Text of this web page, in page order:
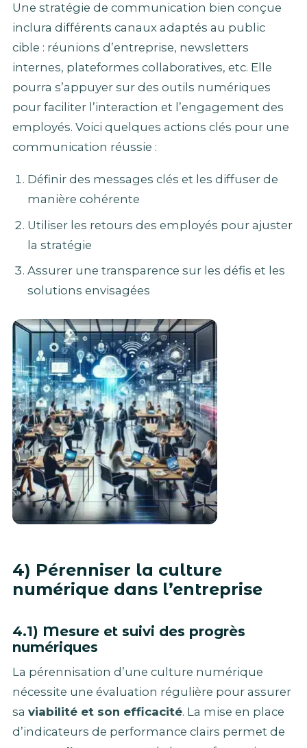
Une stratégie de communication bien conçue
inclura différents canaux adaptés au public
cible : réunions d’entreprise, newsletters
internes, plateformes collaboratives, etc. Elle
pourra s’appuyer sur des outils numériques
pour faciliter l’interaction et l’engagement des
employés. Voici quelques actions clés pour une
communication réussie :
Définir des messages clés et les diffuser de
manière cohérente
Utiliser les retours des employés pour ajuster
la stratégie
Assurer une transparence sur les défis et les
solutions envisagées
4) Pérenniser la culture
numérique dans l’entreprise
4.1) Mesure et suivi des progrès
numériques
La pérennisation d’une culture numérique
nécessite une évaluation régulière pour assurer
sa viabilité et son efficacité. La mise en place
d’indicateurs de performance clairs permet de